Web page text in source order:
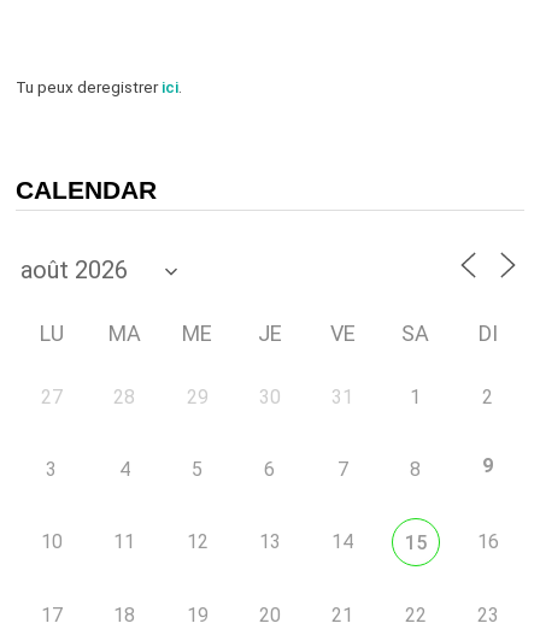
Tu peux deregistrerici.
CALENDAR
LU MA ME JE VE SA DI
27 28 29 30 31 1 2
3 4 5 6 7 8 9
10 11 12 13 14 15 16
17 18 19 20 21 22 23